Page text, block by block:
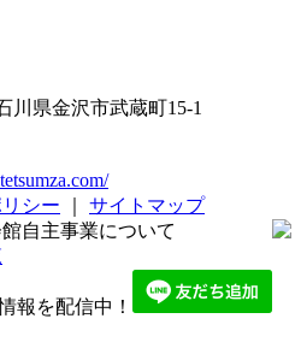
川県金沢市武蔵町15-1
シー
サイトマップ
自主事業について
報を配信中！